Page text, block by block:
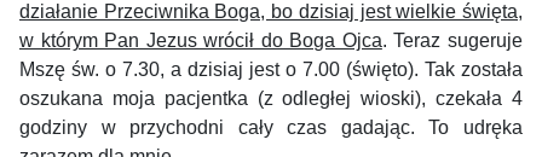
działanie Przeciwnika Boga, bo dzisiaj jest wielkie święta,
w którym Pan Jezus wrócił do Boga Ojca. Teraz sugeruje
Mszę św. o 7.30, a dzisiaj jest o 7.00 (święto). Tak została
oszukana moja pacjentka (z odległej wioski), czekała 4
godziny w przychodni cały czas gadając. To udręka